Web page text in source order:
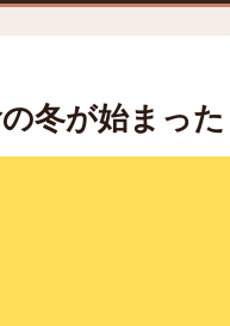
冬が始まった